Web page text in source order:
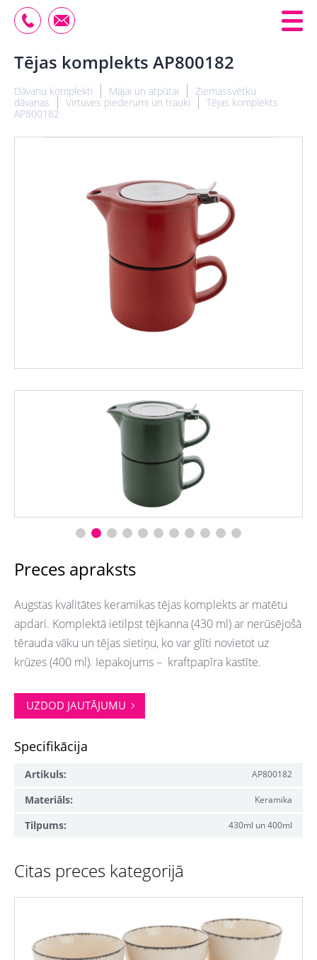
Tējas komplekts AP800182
Dāvanu komplekti Mājai un atpūtai
Ziemassvētku
dāvanas
Virtuves piederumi un trauki
Tējas komplekts
AP800182
Preces apraksts
Augstas kvalitātes keramikas tējas komplekts ar matētu
apdari. Komplektā ietilpst tējkanna (430 ml) ar nerūsējošā
tērauda vāku un tējas sietiņu, ko var glīti novietot uz
krūzes (400 ml). Iepakojums – kraftpapīra kastīte.
UZDOD JAUTĀJUMU
Specifikācija
Artikuls: AP800182
Materiāls: Keramika
Tilpums: 430ml un 400ml
Citas preces kategorijā